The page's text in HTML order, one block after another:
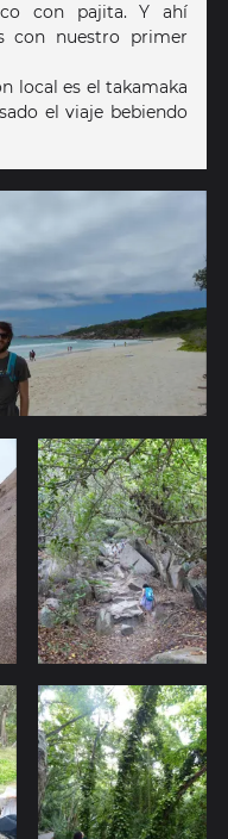
con pajita. Y ahí
con nuestro primer
local es el takamaka
el viaje bebiendo